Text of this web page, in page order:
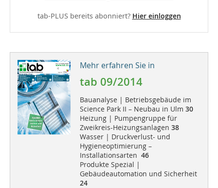
tab-PLUS bereits abonniert? Hier einloggen
Mehr erfahren Sie in
tab 09/2014
Bauanalyse | Betriebsgebäude im
Science Park II – Neubau in Ulm 30
Heizung | Pumpengruppe für
Zweikreis-Heizungsanlagen 38
Wasser | Druckverlust- und
Hygieneoptimierung –
Installationsarten 46
Produkte Spezial |
Gebäudeautomation und Sicherheit
24